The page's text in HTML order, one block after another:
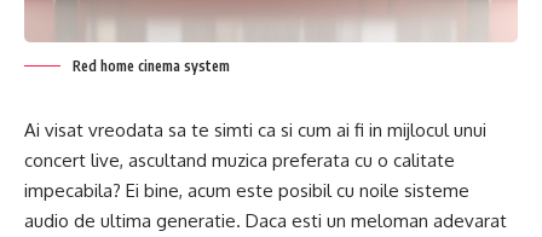
Red home cinema system
Ai visat vreodata sa te simti ca si cum ai fi in mijlocul unui
concert live, ascultand muzica preferata cu o calitate
impecabila? Ei bine, acum este posibil cu noile sisteme
audio de ultima generatie. Daca esti un meloman adevarat